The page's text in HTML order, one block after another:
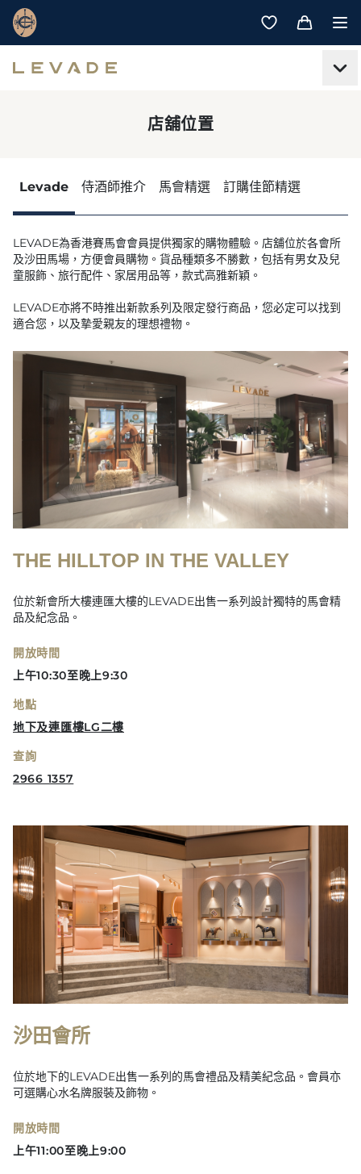
店舖位置
Levade 侍酒師推介 馬會精選 訂購佳節精選
LEVADE為香港賽馬會會員提供獨家的購物體驗。店舖位於各會所
及沙田馬場，方便會員購物。貨品種類多不勝數，包括有男女及兒
童服飾、旅行配件、家居用品等，款式高雅新穎。
LEVADE亦將不時推出新款系列及限定發行商品，您必定可以找到
適合您，以及摯愛親友的理想禮物。
THE HILLTOP IN THE VALLEY
位於新會所大樓連匯大樓的LEVADE出售一系列設計獨特的馬會精
品及紀念品。
開放時間
上午10:30至晚上9:30
地點
地下及連匯樓LG二樓
查詢
2966 1357
沙田會所
位於地下的LEVADE出售一系列的馬會禮品及精美紀念品。會員亦
可選購心水名牌服裝及飾物。
開放時間
上午11:00至晚上9:00